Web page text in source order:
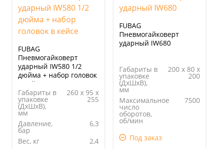
FUBAG
Пневмогайковерт
ударный IW580 1/2
дюйма + набор головок
в кейсе
Габариты в
упаковке
(ДхШхВ),
мм
260 х 95 х
255
Давление,
бар
6,3
Вес, кг
2,4
FUBAG
Пневмогайковерт
ударный IW680
Габариты в
упаковке
(ДхШхВ),
мм
200 х 80 х
200
Максимальное
число
оборотов,
об/мин
7500
ДлинаПод заказ